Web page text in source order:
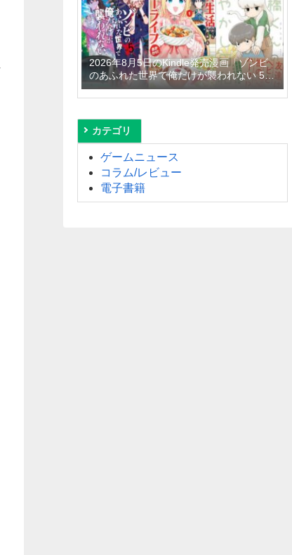
「とあるおっさんのVRMMO活動記 34
巻」など
2026年8月5日のKindle発売漫画「ゾンビ
のあふれた世界で俺だけが襲われない 5
巻」「人質生活から始めるスローライフ
おかわり！ 1巻」「佐橋くんのあやかし日
カテゴリ
ゲームニュース
コラム/レビュー
電子書籍